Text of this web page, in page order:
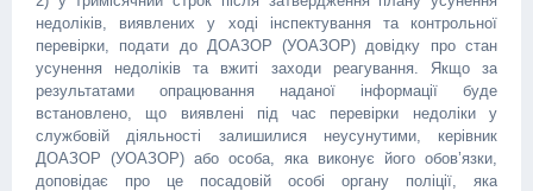
недоліків, виявлених у ході інспектування та контрольної
перевірки, подати до ДОАЗОР (УОАЗОР) довідку про стан
усунення недоліків та вжиті заходи реагування. Якщо за
результатами опрацювання наданої інформації буде
встановлено, що виявлені під час перевірки недоліки у
службовій діяльності залишилися неусунутими, керівник
ДОАЗОР (УОАЗОР) або особа, яка виконує його обов’язки,
доповідає про це посадовій особі органу поліції, яка